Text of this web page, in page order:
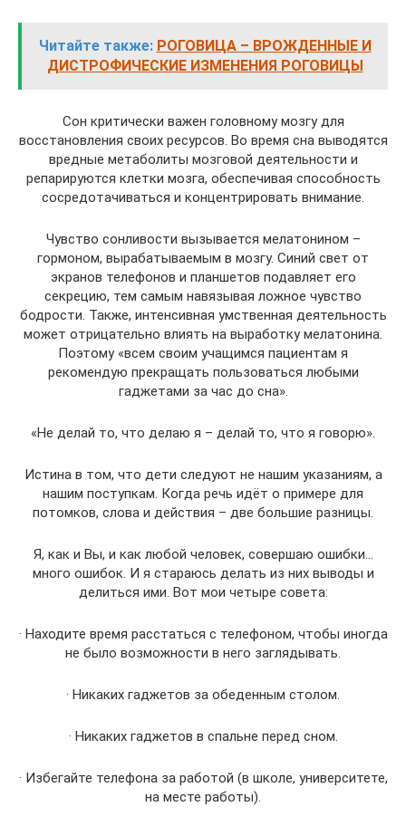
Читайте также: РОГОВИЦА – ВРОЖДЕННЫЕ И
ДИСТРОФИЧЕСКИЕ ИЗМЕНЕНИЯ РОГОВИЦЫ
Сон критически важен головному мозгу для
восстановления своих ресурсов. Во время сна выводятся
вредные метаболиты мозговой деятельности и
репарируются клетки мозга, обеспечивая способность
сосредотачиваться и концентрировать внимание.
Чувство сонливости вызывается мелатонином –
гормоном, вырабатываемым в мозгу. Синий свет от
экранов телефонов и планшетов подавляет его
секрецию, тем самым навязывая ложное чувство
бодрости. Также, интенсивная умственная деятельность
может отрицательно влиять на выработку мелатонина.
Поэтому «всем своим учащимся пациентам я
рекомендую прекращать пользоваться любыми
гаджетами за час до сна».
«Не делай то, что делаю я – делай то, что я говорю».
Истина в том, что дети следуют не нашим указаниям, а
нашим поступкам. Когда речь идёт о примере для
потомков, слова и действия – две большие разницы.
Я, как и Вы, и как любой человек, совершаю ошибки…
много ошибок. И я стараюсь делать из них выводы и
делиться ими. Вот мои четыре совета:
· Находите время расстаться с телефоном, чтобы иногда
не было возможности в него заглядывать.
· Никаких гаджетов за обеденным столом.
· Никаких гаджетов в спальне перед сном.
· Избегайте телефона за работой (в школе, университете,
на месте работы).